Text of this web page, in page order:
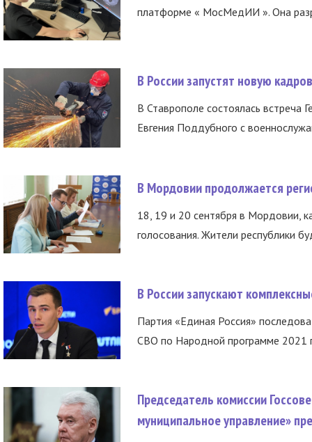
платформе « МосМедИИ ». Она
В России запустят новую
В Ставрополе состоялась встреча
Евгения Поддубного с
В Мордовии продолжается
18, 19 и 20 сентября в Мордовии,
голосования. Жители республики
В России запускают
Партия «Единая Россия»
СВО по Народной программе 2021
Председатель комиссии
муниципальное управление»